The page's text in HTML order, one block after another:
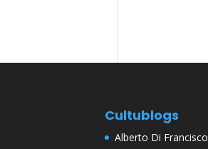
Cultublogs
Alberto Di Francisco